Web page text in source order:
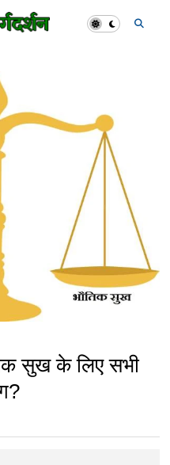
सुख के लिए सभी